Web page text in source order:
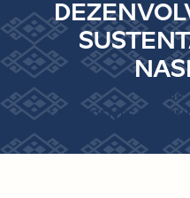
Você está aqui: Início
PREZIDENTE